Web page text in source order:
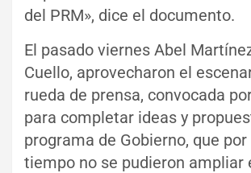
del PRM», dice el documento.
El pasado viernes Abel
Cuello, aprovecharon el
rueda de prensa, convocada
para completar ideas y
programa de Gobierno, que
tiempo no se pudieron ampliar